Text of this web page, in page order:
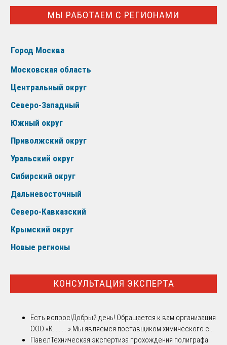
МЫ РАБОТАЕМ С РЕГИОНАМИ
Город Москва
Московская область
Центральный округ
Северо-Западный
Южный округ
Приволжский округ
Уральский округ
Сибирский округ
Дальневосточный
Северо-Кавказский
Крымский округ
Новые регионы
КОНСУЛЬТАЦИЯ ЭКСПЕРТА
Есть вопрос!Добрый день! Обращается к вам организация
ООО «К..........».Мы являемся поставщиком химического с...
ПавелТехническая экспертиза прохождения полиграфа